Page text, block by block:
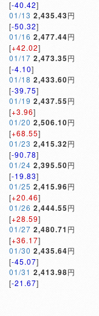
[-40.42]
01/13 2,435.43円
[-50.32]
01/16 2,477.44円
[+42.02]
01/17 2,473.35円
[-4.10]
01/18 2,433.60円
[-39.75]
01/19 2,437.55円
[+3.96]
01/20 2,506.10円
[+68.55]
01/23 2,415.32円
[-90.78]
01/24 2,395.50円
[-19.83]
01/25 2,415.96円
[+20.46]
01/26 2,444.55円
[+28.59]
01/27 2,480.71 円
[+36.17]
01/30 2,435.64円
[-45.07]
01/31 2,413.98円
[-21.67]